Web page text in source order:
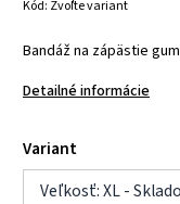
Kód: Zvoľte variant
Bandáž na zápästie
Detailné informácie
Variant
Veľkosť: XL -